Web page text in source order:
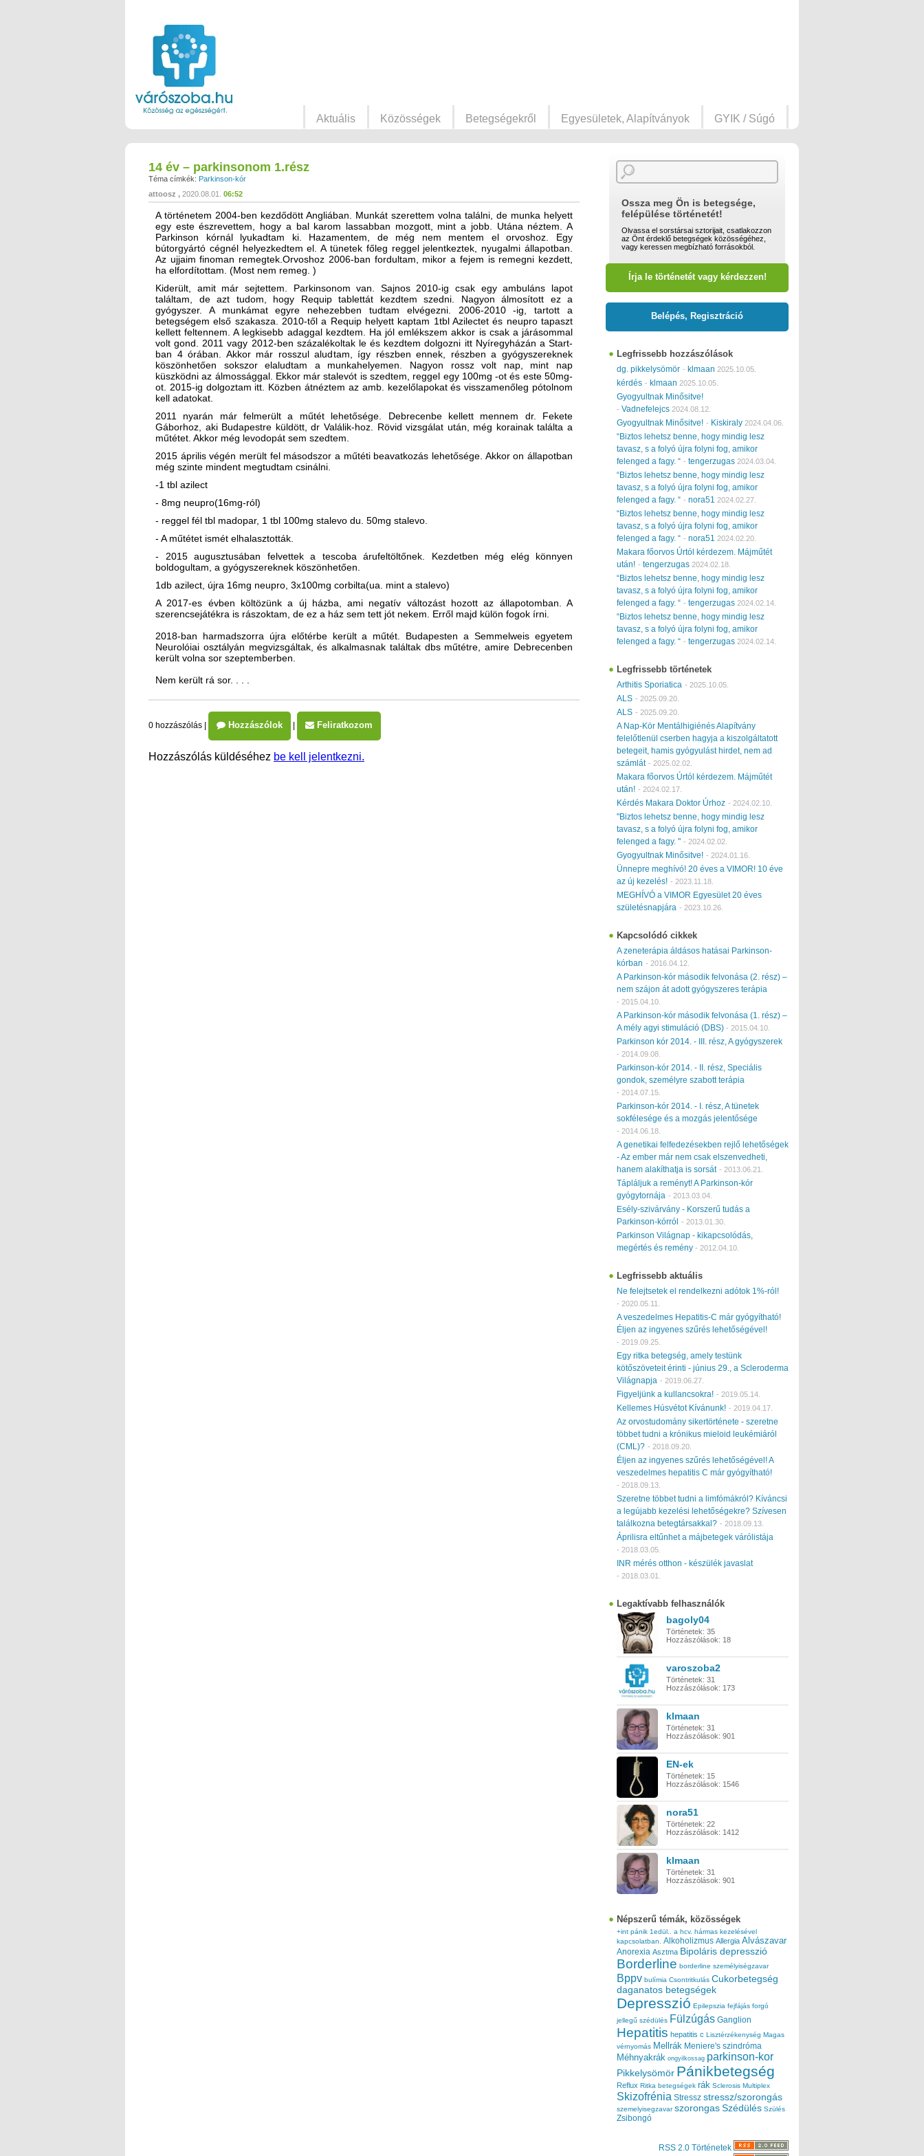
Aktuális Közösségek Betegségekről Egyesületek, Alapítványok GYIK / Súgó
14 év – parkinsonom 1.rész
Téma címkék: Parkinson-kór
attoosz
2020.08.01. 06:52
A történetem 2004-ben kezdődött Angliában. Munkát szerettem volna találni, de munka helyett
egy este észrevettem, hogy a bal karom lassabban mozgott, mint a jobb. Utána néztem. A
Parkinson kórnál lyukadtam ki. Hazamentem, de még nem mentem el orvoshoz. Egy
bútorgyártó cégnél helyezkedtem el. A tünetek főleg reggel jelentkeztek, nyugalmi állapotban.
Az ujjaim finoman remegtek.Orvoshoz 2006-ban fordultam, mikor a fejem is remegni kezdett,
ha elfordítottam. (Most nem remeg. )
Kiderült, amit már sejtettem. Parkinsonom van. Sajnos 2010-ig csak egy ambuláns lapot
találtam, de azt tudom, hogy Requip tablettát kezdtem szedni. Nagyon álmosított ez a
gyógyszer. A munkámat egyre nehezebben tudtam elvégezni. 2006-2010 -ig, tartott a
betegségem első szakasza. 2010-től a Requip helyett kaptam 1tbl Azilectet és neupro tapaszt
kellett feltennem. A legkisebb adaggal kezdtem. Ha jól emlékszem akkor is csak a járásommal
volt gond. 2011 vagy 2012-ben százalékoltak le és kezdtem dolgozni itt Nyíregyházán a Start-
ban 4 órában. Akkor már rosszul aludtam, így részben ennek, részben a gyógyszereknek
köszönhetően sokszor elaludtam a munkahelyemen. Nagyon rossz volt nap, mint nap
küszködni az álmossággal. Ekkor már stalevót is szedtem, reggel egy 100mg -ot és este 50mg-
ot. 2015-ig dolgoztam itt. Közben átnéztem az amb. kezelőlapokat és visszamenőleg pótolnom
kell adatokat.
2011 nyarán már felmerült a műtét lehetősége. Debrecenbe kellett mennem dr. Fekete
Gáborhoz, aki Budapestre küldött, dr Valálik-hoz. Rövid vizsgálat után, még korainak találta a
műtétet. Akkor még levodopát sem szedtem.
2015 április végén merült fel másodszor a műtéti beavatkozás lehetősége. Akkor on állapotban
még szinte mindent megtudtam csinálni.
-1 tbl azilect
- 8mg neupro(16mg-ról)
- reggel fél tbl madopar, 1 tbl 100mg stalevo du. 50mg stalevo.
- A műtétet ismét elhalasztották.
- 2015 augusztusában felvettek a tescoba árufeltöltőnek. Kezdetben még elég könnyen
boldogultam, a gyógyszereknek köszönhetően.
1db azilect, újra 16mg neupro, 3x100mg corbilta(ua. mint a stalevo)
A 2017-es évben költözünk a új házba, ami negatív változást hozott az állapotomban. A
szerencsejátékra is rászoktam, de ez a ház sem tett jót nekem. Erről majd külön fogok írni.
2018-ban harmadszorra újra előtérbe került a műtét. Budapesten a Semmelweis egyetem
Neurolóiai osztályán megvizsgáltak, és alkalmasnak találtak dbs műtétre, amire Debrecenben
került volna sor szeptemberben.
Nem került rá sor. . . .
0 hozzászólás | Hozzászólok | Feliratkozom
Hozzászólás küldéséhez be kell jelentkezni.
Ossza meg Ön is betegsége,
felépülése történetét!
Olvassa el sorstársai sztorijait, csatlakozzon
az Önt érdeklő betegségek közösségéhez,
vagy keressen megbízható forrásokból.
Írja le történetét vagy kérdezzen!
Belépés, Regisztráció
Legfrissebb hozzászólások
dg. pikkelysömör - klmaan 2025.10.05.
kérdés - klmaan 2025.10.05.
Gyogyultnak Minősitve!
- Vadnefelejcs 2024.08.12.
Gyogyultnak Minősitve! - Kiskiraly 2024.04.06.
“Biztos lehetsz benne, hogy mindig lesz
tavasz, s a folyó újra folyni fog, amikor
felenged a fagy. “ - tengerzugas 2024.03.04.
“Biztos lehetsz benne, hogy mindig lesz
tavasz, s a folyó újra folyni fog, amikor
felenged a fagy. “ - nora51 2024.02.27.
“Biztos lehetsz benne, hogy mindig lesz
tavasz, s a folyó újra folyni fog, amikor
felenged a fagy. “ - nora51 2024.02.20.
Makara főorvos Úrtól kérdezem. Májműtét
után! - tengerzugas 2024.02.18.
“Biztos lehetsz benne, hogy mindig lesz
tavasz, s a folyó újra folyni fog, amikor
felenged a fagy. “ - tengerzugas 2024.02.14.
“Biztos lehetsz benne, hogy mindig lesz
tavasz, s a folyó újra folyni fog, amikor
felenged a fagy. “ - tengerzugas 2024.02.14.
Legfrissebb történetek
Arthitis Sporiatica - 2025.10.05.
ALS - 2025.09.20.
ALS - 2025.09.20.
A Nap-Kör Mentálhigiénés Alapítvány
felelőtlenül cserben hagyja a kiszolgáltatott
betegeit, hamis gyógyulást hirdet, nem ad
számlát - 2025.02.02.
Makara főorvos Úrtól kérdezem. Májműtét
után! - 2024.02.17.
Kérdés Makara Doktor Úrhoz - 2024.02.10.
"Biztos lehetsz benne, hogy mindig lesz
tavasz, s a folyó újra folyni fog, amikor
felenged a fagy. " - 2024.02.02.
Gyogyultnak Minősitve! - 2024.01.16.
Ünnepre meghívó! 20 éves a VIMOR! 10 éve
az új kezelés! - 2023.11.18.
MEGHÍVÓ a VIMOR Egyesület 20 éves
születésnapjára - 2023.10.26.
Kapcsolódó cikkek
A zeneterápia áldásos hatásai Parkinson-
kórban - 2016.04.12.
A Parkinson-kór második felvonása (2. rész) –
nem szájon át adott gyógyszeres terápia
- 2015.04.10.
A Parkinson-kór második felvonása (1. rész) –
A mély agyi stimuláció (DBS) - 2015.04.10.
Parkinson kór 2014. - III. rész, A gyógyszerek
- 2014.09.08.
Parkinson-kór 2014. - II. rész, Speciális
gondok, személyre szabott terápia
- 2014.07.15.
Parkinson-kór 2014. - I. rész, A tünetek
sokfélesége és a mozgás jelentősége
- 2014.06.18.
A genetikai felfedezésekben rejlő lehetőségek
- Az ember már nem csak elszenvedheti,
hanem alakíthatja is sorsát - 2013.06.21.
Tápláljuk a reményt! A Parkinson-kór
gyógytornája - 2013.03.04.
Esély-szivárvány - Korszerű tudás a
Parkinson-kórról - 2013.01.30.
Parkinson Világnap - kikapcsolódás,
megértés és remény - 2012.04.10.
Legfrissebb aktuális
Ne felejtsetek el rendelkezni adótok 1%-ról!
- 2020.05.11.
A veszedelmes Hepatitis-C már gyógyítható!
Éljen az ingyenes szűrés lehetőségével!
- 2019.09.25.
Egy ritka betegség, amely testünk
kötőszöveteit érinti - június 29., a Scleroderma
Világnapja - 2019.06.27.
Figyeljünk a kullancsokra! - 2019.05.14.
Kellemes Húsvétot Kívánunk! - 2019.04.17.
Az orvostudomány sikertörténete - szeretne
többet tudni a krónikus mieloid leukémiáról
(CML)? - 2018.09.20.
Éljen az ingyenes szűrés lehetőségével! A
veszedelmes hepatitis C már gyógyítható!
- 2018.09.13.
Szeretne többet tudni a limfómákról? Kíváncsi
a legújabb kezelési lehetőségekre? Szívesen
találkozna betegtársakkal? - 2018.09.13.
Áprilisra eltűnhet a májbetegek várólistája
- 2018.03.05.
INR mérés otthon - készülék javaslat
- 2018.03.01.
Legaktívabb felhasználók
bagoly04
Történetek: 35
Hozzászólások: 18
varoszoba2
Történetek: 31
Hozzászólások: 173
klmaan
Történetek: 31
Hozzászólások: 901
EN-ek
Történetek: 15
Hozzászólások: 1546
nora51
Történetek: 22
Hozzászólások: 1412
klmaan
Történetek: 31
Hozzászólások: 901
Népszerű témák, közösségek
+int pánik 1edül..
a hcv. hármas kezelésével
kapcsolatban.
Alkoholizmus Allergia Alvászavar
Anorexia Asztma Bipoláris depresszió
Borderline borderline személyiségzavar
Bppv bulímia Csontritkulás Cukorbetegség
daganatos betegségek
Depresszió Epilepszia fejfájás forgó
jellegű szédülés Fülzúgás Ganglion
Hepatitis hepatitis c Lisztérzékenység Magas
vérnyomás Mellrák Meniere's szindróma
Méhnyakrák ongyilkossag parkinson-kor
Pikkelysömör Pánikbetegség
Reflux Ritka betegségek rák Sclerosis Multiplex
Skizofrénia Stressz stressz/szorongás
szemelyisegzavar szorongas Szédülés Szülés
Zsibongó
RSS 2.0 Történetek